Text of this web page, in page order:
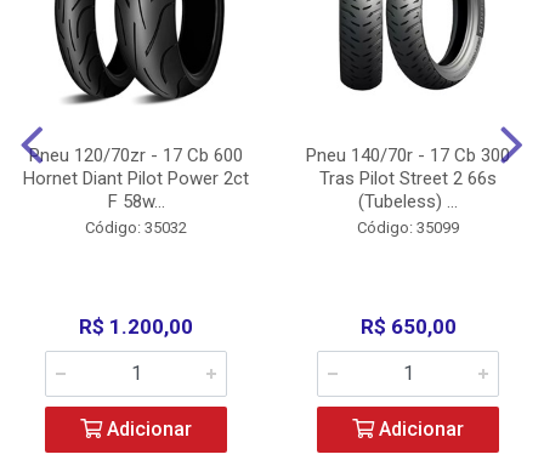
Pneu 120/70zr - 17 Cb 600
Hornet Diant Pilot Power 2ct
F 58w...
Código: 35032
R$ 1.200,00
Adicionar
Pneu 140/70r - 17 Cb 300
Tras Pilot Street 2 66s
(Tubeless) ...
Código: 35099
R$ 650,00
Adicionar